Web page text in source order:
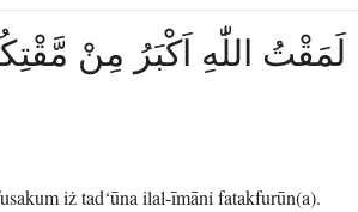
لَمَقْتُ اللّٰهِ اَكْبَرُ مِنْ
iż tad‘ūna ilal-īmāni fatakfurūn(a).